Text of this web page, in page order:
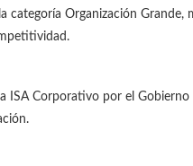
categoría Organización
ISA Corporativo por el